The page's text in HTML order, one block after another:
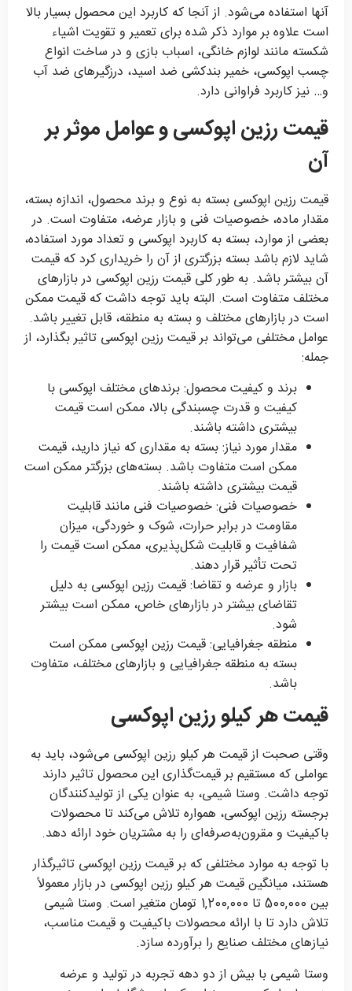
آنها استفاده می‌شود. از آنجا که کاربرد این محصول بسیار بالا
است علاوه بر موارد ذکر شده برای تعمیر و تقویت اشیاء
شکسته مانند لوازم خانگی، اسباب بازی و در ساخت انواع
چسب اپوکسی، خمیر بندکشی ضد اسید، درزگیرهای ضد آب
و… نیز کاربرد فراوانی دارد.
قیمت رزین اپوکسی و عوامل موثر بر
آن
قیمت رزین اپوکسی بسته به نوع و برند محصول، اندازه بسته،
مقدار ماده، خصوصیات فنی و بازار عرضه، متفاوت است. در
بعضی از موارد، بسته به کاربرد اپوکسی و تعداد مورد استفاده،
شاید لازم باشد بسته بزرگتری از آن را خریداری کرد که قیمت
آن بیشتر باشد. به طور کلی قیمت رزین اپوکسی در بازارهای
مختلف متفاوت است. البته باید توجه داشت که قیمت ممکن
است در بازارهای مختلف و بسته به منطقه، قابل تغییر باشد.
عوامل مختلفی می‌تواند بر قیمت رزین اپوکسی تاثیر بگذارد، از
جمله:
برند و کیفیت محصول: برند‌های مختلف اپوکسی با
کیفیت و قدرت چسبندگی بالا، ممکن است قیمت
بیشتری داشته باشند.
مقدار مورد نیاز: بسته به مقداری که نیاز دارید، قیمت
ممکن است متفاوت باشد. بسته‌های بزرگتر ممکن است
قیمت بیشتری داشته باشند.
خصوصیات فنی: خصوصیات فنی مانند قابلیت
مقاومت در برابر حرارت، شوک و خوردگی، میزان
شفافیت و قابلیت شکل‌پذیری، ممکن است قیمت را
تحت تأثیر قرار دهند.
بازار و عرضه و تقاضا: قیمت رزین اپوکسی به دلیل
تقاضای بیشتر در بازارهای خاص، ممکن است بیشتر
شود.
منطقه جغرافیایی: قیمت رزین اپوکسی ممکن است
بسته به منطقه جغرافیایی و بازارهای مختلف، متفاوت
باشد.
قیمت هر کیلو رزین اپوکسی
وقتی صحبت از قیمت هر کیلو رزین اپوکسی می‌شود، باید به
عواملی که مستقیم بر قیمت‌گذاری این محصول تاثیر دارند
توجه داشت. وستا شیمی، به عنوان یکی از تولیدکنندگان
برجسته رزین اپوکسی، همواره تلاش می‌کند تا محصولات
باکیفیت و مقرون‌به‌صرفه‌ای را به مشتریان خود ارائه دهد.
با توجه به موارد مختلفی که بر قیمت رزین اپوکسی تاثیرگذار
هستند، میانگین قیمت هر کیلو رزین اپوکسی در بازار معمولاً
بین 500,000 تا 1,200,000 تومان متغیر است. وستا شیمی
تلاش دارد تا با ارائه محصولات باکیفیت و قیمت مناسب،
نیازهای مختلف صنایع را برآورده سازد.
وستا شیمی با بیش از دو دهه تجربه در تولید و عرضه